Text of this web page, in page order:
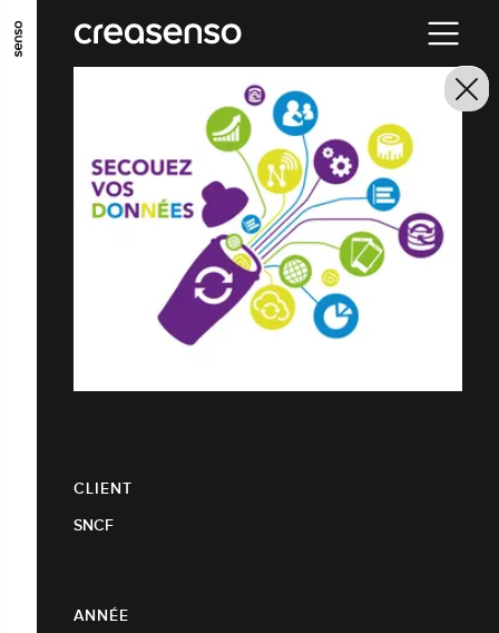
ALLER AU CONTENU PRINCIPAL
ALLER EN BAS DE PAGE
CLIENT
SNCF
ANNÉE